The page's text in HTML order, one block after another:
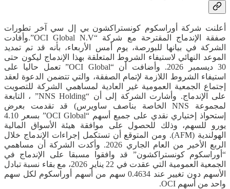
أعلنت شركة أوراسكوم كونستراكشون بي إل سي آخر تطورات
صفقة الإندماج المقترحة مع شركة “OCI Global N.V”.​وأفادت
الشركة في بيانها للبورصة، يوم أمس الأربعاء، بأنه قد تم تمديد
الموعد النهائي لاستيفاء الشروط المتعلقة بهذا الإندماج ليكون حتى
30 ديسمبر 2026. وأضافت أن “OCI Global” تعمل حاليا على
استيفاء الشروط اللازمة لإتمام الصفقة، والتي تتضمن الدعوة لعقد
إجتماع الجمعية العمومية غير العادية لمساهمي الشركة للتصويت
على الإندماج. ​وأشارت الشركة إلى أن “NNS Holding” ، التابعة
لمجموعة NNS الخاصة بناصف ساويرس) قد تقدمت بعرض
إستحواذ إختياري نقدي على جميع أسهم “OCI Global” بسعر 4.10
يورو للسهم، وذلك للحصول على موافقة هيئة الأسواق المالية
الهولندية (AFM). ​ومن المتوقع أن تستكمل إجراءات الإندماج خلال
الربع الأخير من العام الجاري 2026. وأكدت الشركة أن مساهمي
“أوراسكوم كونستراكشون” قد وافقوا مسبقا على الإندماج في
الجمعية العمومية التي عقدت في 22 يناير 2026، مع بقاء نسبة تبادل
الأسهم دون تغيير عند 0.4634 سهم من أسهم أوراسكوم لكل سهم
واحد من أسهم OCI.